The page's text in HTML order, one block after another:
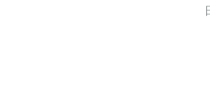
めクリニック